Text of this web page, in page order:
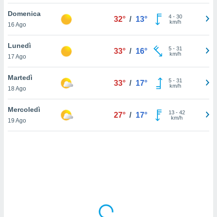
cookie
il tuo
in
a piè
del
Domenica
16 Ago
32° / 13° 4- 30
km/h
Lunedì
17 Ago
33° / 16° 5- 31
km/h
Martedì
18 Ago
33° / 17° 5- 31
km/h
Mercoledì
19 Ago
27° / 17° 13- 42
km/h